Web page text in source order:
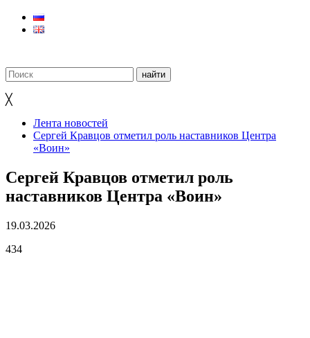
╳
Лента новостей
Сергей Кравцов отметил роль наставников Центра
«Воин»
Сергей Кравцов отметил роль
наставников Центра «Воин»
19.03.2026
434